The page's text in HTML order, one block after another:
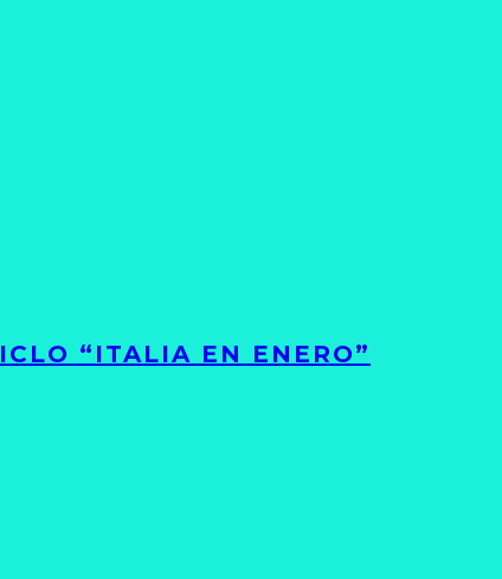
“ITALIA EN ENERO”